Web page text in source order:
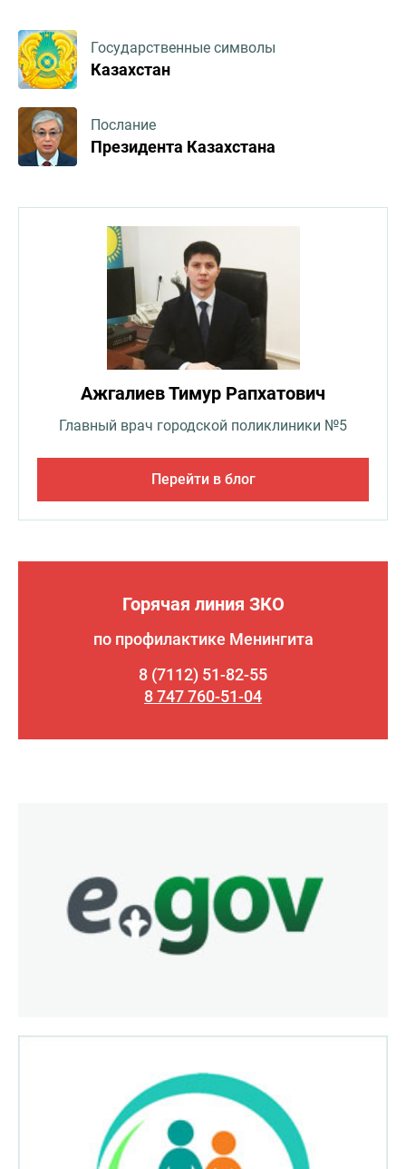
Государственные символы
Казахстан
Послание
Президента Казахстана
Ажгалиев Тимур Рапхатович
Главный врач городской поликлиники №5
Перейти в блог
Горячая линия ЗКО
по профилактике Менингита
8 (7112) 51-82-55
8 747 760-51-04